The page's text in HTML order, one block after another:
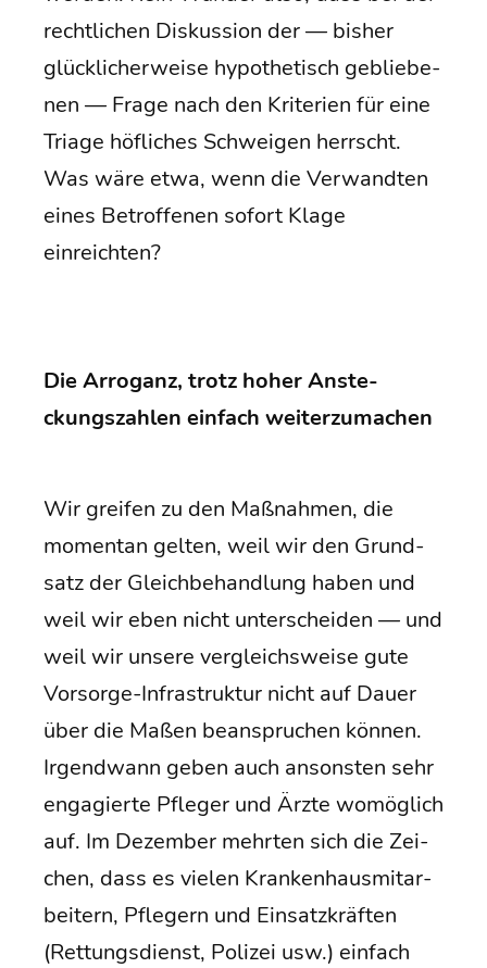
recht­li­chen Dis­kus­si­on der — bis­her
glück­li­cher­wei­se hypo­the­tisch geblie­be­
nen — Fra­ge nach den Kri­te­ri­en für eine
Tria­ge höf­li­ches Schwei­gen herrscht.
Was wäre etwa, wenn die Ver­wand­ten
eines Betrof­fe­nen sofort Kla­ge
einreichten?
Die Arro­ganz, trotz hoher Anste­
ckungs­zah­len ein­fach weiterzumachen
Wir grei­fen zu den Maß­nah­men, die
momen­tan gel­ten, weil wir den Grund­
satz der Gleich­be­hand­lung haben und
weil wir eben nicht unter­schei­den — und
weil wir unse­re ver­gleichs­wei­se gute
Vor­sor­ge-Infra­struk­tur nicht auf Dau­er
über die Maßen bean­spru­chen kön­nen.
Irgend­wann geben auch ansons­ten sehr
enga­gier­te Pfle­ger und Ärz­te womög­lich
auf. Im Dezem­ber mehr­ten sich die Zei­
chen, dass es vie­len Kran­ken­haus­mit­ar­
bei­tern, Pfle­gern und Ein­satz­kräf­ten
(Ret­tungs­dienst, Poli­zei usw.) ein­fach